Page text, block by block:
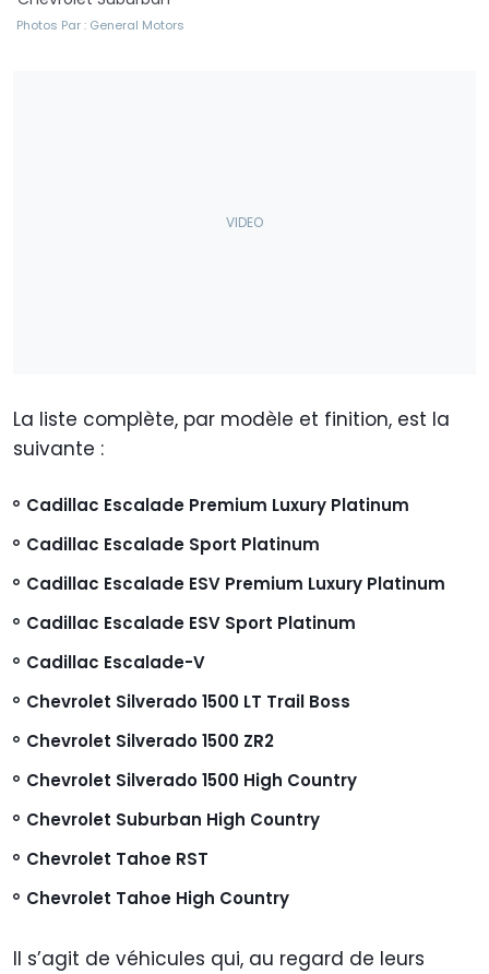
Photos Par : General Motors
La liste complète, par modèle et finition, est la
suivante :
Cadillac Escalade Premium Luxury Platinum
Cadillac Escalade Sport Platinum
Cadillac Escalade ESV Premium Luxury Platinum
Cadillac Escalade ESV Sport Platinum
Cadillac Escalade-V
Chevrolet Silverado 1500 LT Trail Boss
Chevrolet Silverado 1500 ZR2
Chevrolet Silverado 1500 High Country
Chevrolet Suburban High Country
Chevrolet Tahoe RST
Chevrolet Tahoe High Country
Il s’agit de véhicules qui, au regard de leurs